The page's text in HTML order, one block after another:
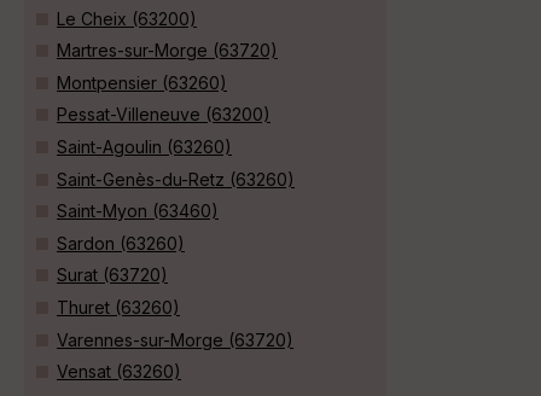
Le Cheix (63200)
Martres-sur-Morge (63720)
Montpensier (63260)
Pessat-Villeneuve (63200)
Saint-Agoulin (63260)
Saint-Genès-du-Retz (63260)
Saint-Myon (63460)
Sardon (63260)
Surat (63720)
Thuret (63260)
Varennes-sur-Morge (63720)
Vensat (63260)